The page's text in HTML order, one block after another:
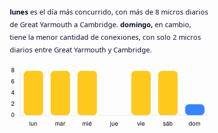
lunes es el día más concurrido, con más de 8 micros diarios
de Great Yarmouth a Cambridge. domingo, en cambio,
tiene la menor cantidad de conexiones, con solo 2 micros
diarios entre Great Yarmouth y Cambridge.